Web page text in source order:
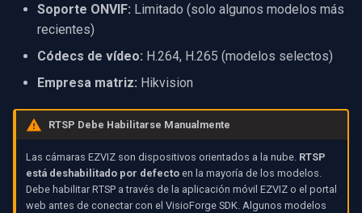
Medidores VU
Zoom en Fotograma de
Renderizadores
Decklink
NVIDIA
AMA
OpenCV
Instalación
Soporte ONVIF: Limitado (solo algunos modelos más
recientes)
Códecs de vídeo: H.264, H.265 (modelos selectos)
Empresa matriz: Hikvision
RTSP Debe Habilitarse Manualmente
Las cámaras EZVIZ son dispositivos orientados a la nube. RTSP
está deshabilitado por defecto en la mayoría de los modelos.
Debe habilitar RTSP a través de la aplicación móvil EZVIZ o el portal
web antes de conectar con el VisioForge SDK. Algunos modelos